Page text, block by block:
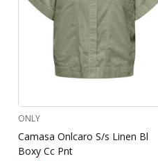
ONLY
Camasa Onlcaro S/s Linen Bl
Boxy Cc Pnt